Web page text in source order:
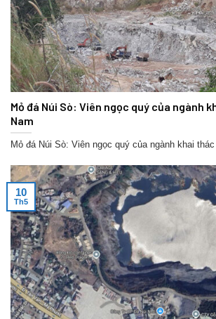
Mỏ đá Núi Sò: Viên ngọc quý của ngành
Nam
Mỏ đá Núi Sò: Viên ngọc quý của ngành khai
10
Th5